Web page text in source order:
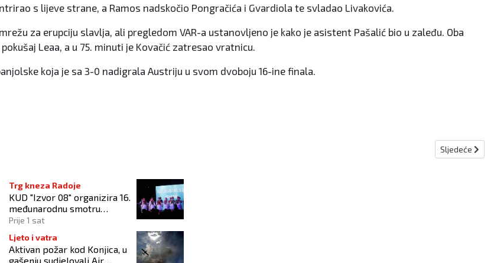
s lijeve strane, a Ramos nadskočio Pongračića i Gvardiola te svladao Livakovića.
za erupciju slavlja, ali pregledom VAR-a ustanovljeno je kako je asistent Pašalić bio u zaleđu. Oba
Leaa, a u 75. minuti je Kovačić zatresao vratnicu.
koja je sa 3-0 nadigrala Austriju u svom dvoboju 16-ine finala.
nas Sljedeći
Sljedeće
Trg kneza Radoje
KUD "Izvor 08" organizira 16.
međunarodnu smotru
folklora "Kiseljak 2026"
Prije 1 sat
Ljeto i vatra
Aktivan požar kod Konjica, u
gašenju sudjelovali Air